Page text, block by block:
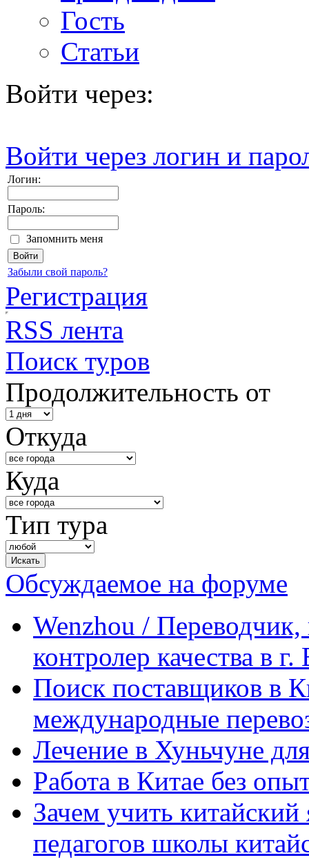
Гость
Статьи
Войти через:
Войти через логин и
Логин:
Пароль:
Запомнить меня
Забыли свой пароль?
Регистрация
RSS лента
Поиск туров
Продолжительность от
Откуда
Куда
Тип тура
Обсуждаемое на форуме
Wenzhou / Переводчик,
контролер качества в
Поиск поставщиков в
международные
Лечение в Хуньчуне
Работа в Китае без
Зачем учить
педагогов школы